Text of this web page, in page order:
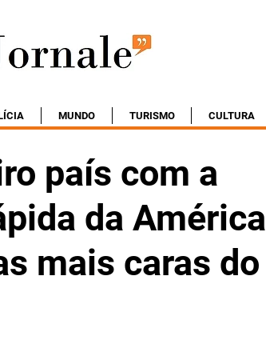
MUNDO TURISMO CULTURA
país com a
da América
mais caras do